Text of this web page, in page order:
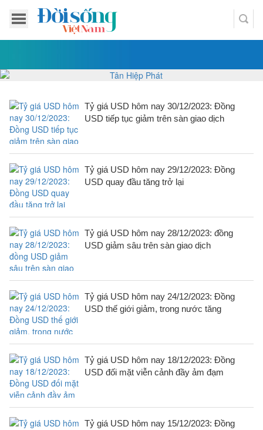
Tỷ giá USD hôm nay 30/12/2023: Đồng
USD tiếp tục giảm trên sàn giao dịch
Tỷ giá USD hôm nay 29/12/2023: Đồng
USD quay đầu tăng trở lại
Tỷ giá USD hôm nay 28/12/2023: đồng
USD giảm sâu trên sàn giao dịch
Tỷ giá USD hôm nay 24/12/2023: Đồng
USD thế giới giảm, trong nước tăng
Tỷ giá USD hôm nay 18/12/2023: Đồng
USD đối mặt viễn cảnh đầy ảm đạm
Tỷ giá USD hôm nay 15/12/2023: Đồng